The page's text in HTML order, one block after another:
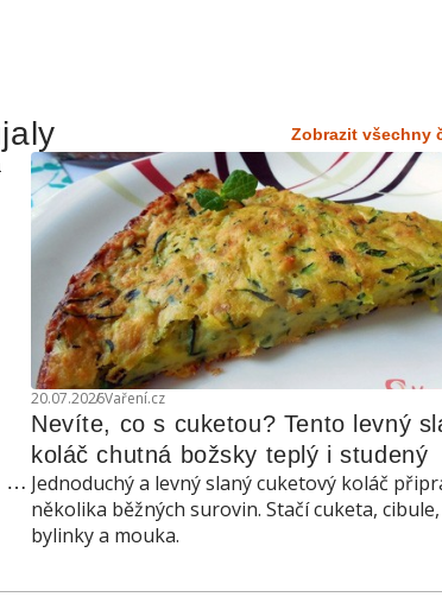
Zobrazit všechny
20.07.2026Vaření.cz
Nevíte, co s cuketou? Tento levný
koláč chutná božsky teplý i studený
Jednoduchý a levný slaný cuketový koláč
několika běžných surovin. Stačí cuketa,
bylinky a mouka.
a